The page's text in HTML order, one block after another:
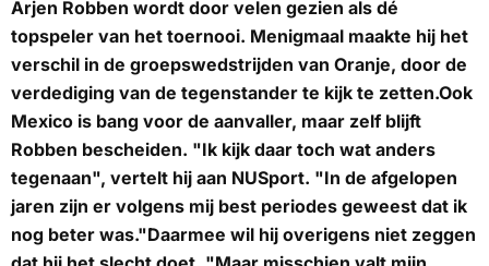
Arjen Robben wordt door velen gezien als dé
topspeler van het toernooi. Menigmaal maakte hij het
verschil in de groepswedstrijden van Oranje, door de
verdediging van de tegenstander te kijk te zetten.Ook
Mexico is bang voor de aanvaller, maar zelf blijft
Robben bescheiden. "Ik kijk daar toch wat anders
tegenaan", vertelt hij aan NUSport. "In de afgelopen
jaren zijn er volgens mij best periodes geweest dat ik
nog beter was."Daarmee wil hij overigens niet zeggen